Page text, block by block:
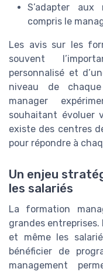
S’adapter
compris le
Les avis sur les
souvent
personnalisé et
niveau de
manager
souhaitant évoluer
existe des centres
pour répondre à
Un enjeu
les salariés
La formation
grandes entreprises.
et même les
bénéficier de
management